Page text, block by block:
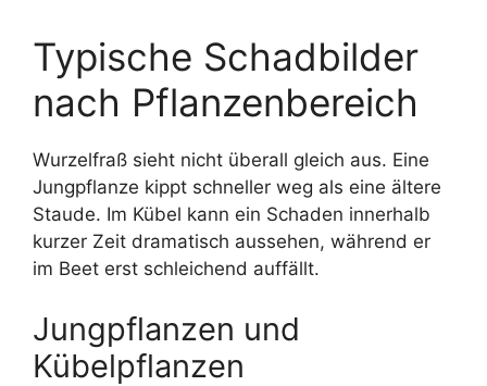
Typische Schadbilder
nach Pflanzenbereich
Wurzelfraß sieht nicht überall gleich aus. Eine
Jungpflanze kippt schneller weg als eine ältere
Staude. Im Kübel kann ein Schaden innerhalb
kurzer Zeit dramatisch aussehen, während er
im Beet erst schleichend auffällt.
Jungpflanzen und
Kübelpflanzen